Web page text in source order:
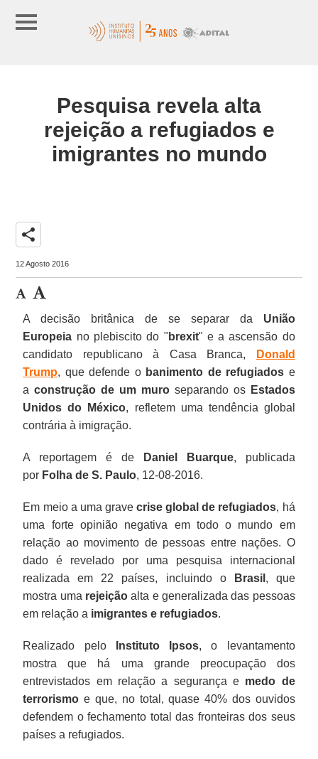
Pesquisa revela alta
rejeição a refugiados e
imigrantes no mundo
share
12 Agosto 2016
A decisão britânica de se separar da União
Europeia no plebiscito do " brexit" e a ascensão do
candidato republicano à Casa Branca,
Donald
Trump, que defende o banimento de refugiados e
aconstrução de um muroseparando os Estados
Unidos do México, refletem uma tendência global
contrária à imigração.
A reportagem é de Daniel Buarque, publicada
por Folha de S. Paulo, 12-08-2016.
Em meio a uma gravecrise global de refugiados, há
uma forte opinião negativa em todo o mundo em
relação ao movimento de pessoas entre nações. O
dado é revelado por uma pesquisa internacional
realizada em 22 países, incluindo o
Brasil , que
mostra uma rejeição alta e generalizada das pessoas
em relação a imigrantes e refugiados.
Realizado pelo Instituto Ipsos, o levantamento
mostra que há uma grande preocupação dos
entrevistados em relação a segurança e medo de
terrorismo e que, no total, quase 40% dos ouvidos
defendem o fechamento total das fronteiras dos seus
países a refugiados.